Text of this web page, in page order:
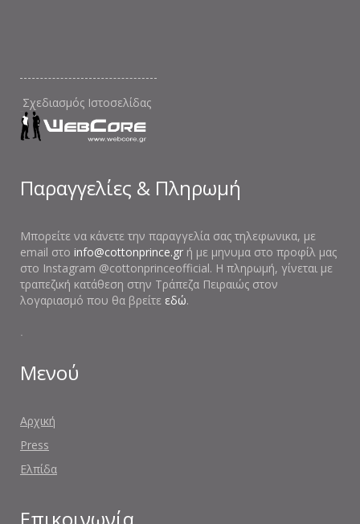
Σχεδιασμός Ιστοσελίδας
Παραγγελίες & Πληρωμή
Μπορείτε να κάνετε την παραγγελία σας τηλεφωνικα, με
email στο info@cottonprince.gr ή με μηνυμα στο προφίλ μας
στο Instagram @cottonprinceofficial. Η πληρωμή, γίνεται με
τραπεζική κατάθεση στην Τράπεζα Πειραιώς στον
λογαριασμό που θα βρείτε εδώ.
Μενού
Αρχική
Press
Ελπίδα
Επικοινωνία